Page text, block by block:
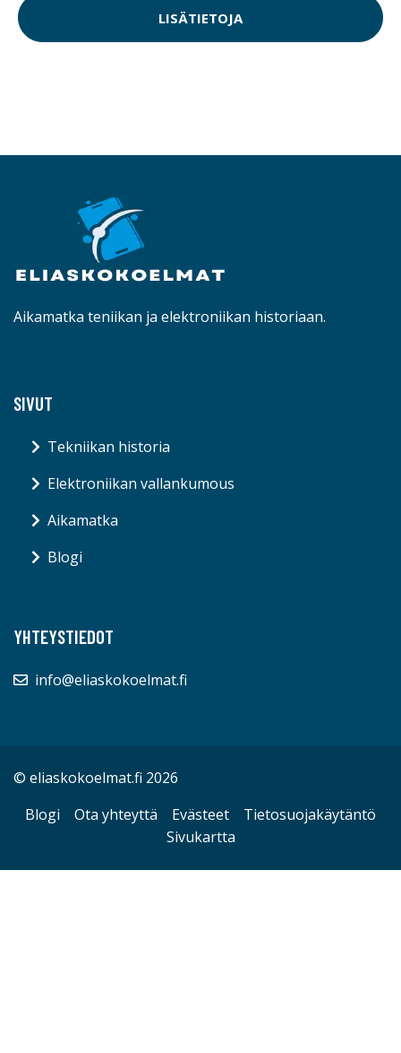
LISÄTIETOJA
Aikamatka teniikan ja elektroniikan historiaan.
SIVUT
Tekniikan historia
Elektroniikan vallankumous
Aikamatka
Blogi
YHTEYSTIEDOT
info@eliaskokoelmat.fi
© eliaskokoelmat.fi 2026
Blogi
Ota yhteyttä Evästeet
Tietosuojakäytäntö
Sivukartta